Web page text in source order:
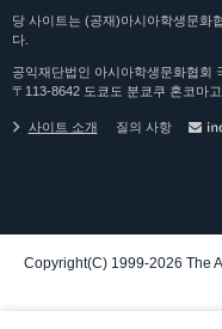
당 사이트는 (공재)아시아학생문화
다.
공익재단법인 아시아학생문화협회
〒113-8642 도쿄도 분쿄쿠 혼코마
사이트 소개 질의 사항
Copyright(C) 1999-2026 The